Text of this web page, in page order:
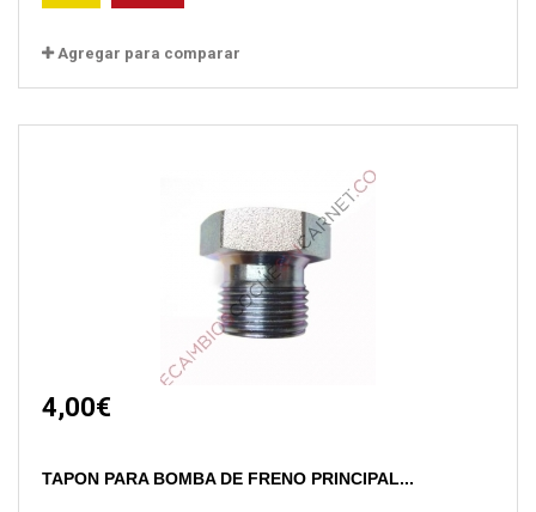
Agregar para comparar
4,00€
TAPON PARA BOMBA DE FRENO PRINCIPAL...